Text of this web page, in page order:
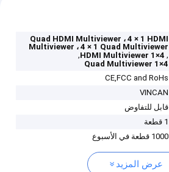
Quad HDMI Multiviewer ، 4 × 1 HDMI
Multiviewer ، 4 × 1 Quad Multiviewer
,
4×1 HDMI Multiviewer
,
4×1 Quad Multiviewer
CE,FCC and RoHs
VINCAN
قابل للتفاوض
1 قطعة
1000 قطعة في الأسبوع
عرض المزيد